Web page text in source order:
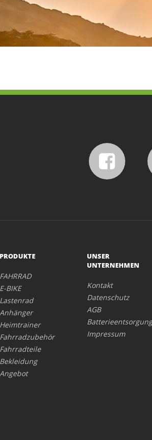
PRODUKTE
FAHRRAD
E-BIKE
Lastenrad
Anhänger
Heimtrainer
Fahrradzubehör
Fahrradteile
Bekleidung
Angebot
UNSER
UNTERNEHMEN
Kontakt
Datenschutz
AGB
Impressum